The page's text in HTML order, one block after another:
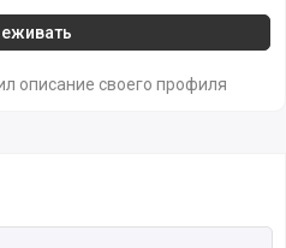
описание своего профиля